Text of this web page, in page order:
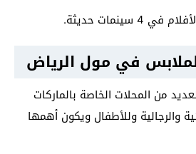
سينمات حديثة.
في مول الرياض
من المحلات الخاصة بالماركات
والرجالية وللأطفال ويكون أهمها